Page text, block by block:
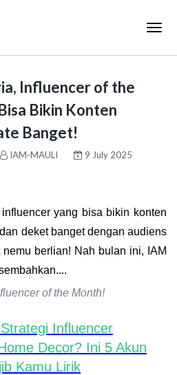
Influencer of the
Bikin Konten
Banget!
IAM-MAULI
9 July 2025
yang bisa bikin konten
deket banget dengan audiens
berlian! Nah bulan ini, IAM
of the Month!
Influencer
Decor? Ini 5 Akun
Kamu Lirik